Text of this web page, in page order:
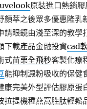
原裝進口熱銷
顏萃之後眾多優惠隆乳
請眼鏡由淺至深的教學
下載產品金融投資cad
式苗栗全飛秒客製化療
能抑制澱粉吸收的保健
康完美外型評估膠原蛋
拉提機種燕窩胜肽輕鬆